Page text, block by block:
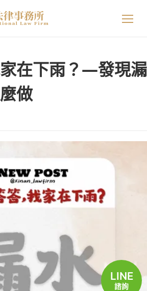
LINE
諮詢
關於我們
黃欣安 主持律師
郁婷 主持律師
專業領域
生活小常識
立即諮詢
在下雨？—發現漏
做